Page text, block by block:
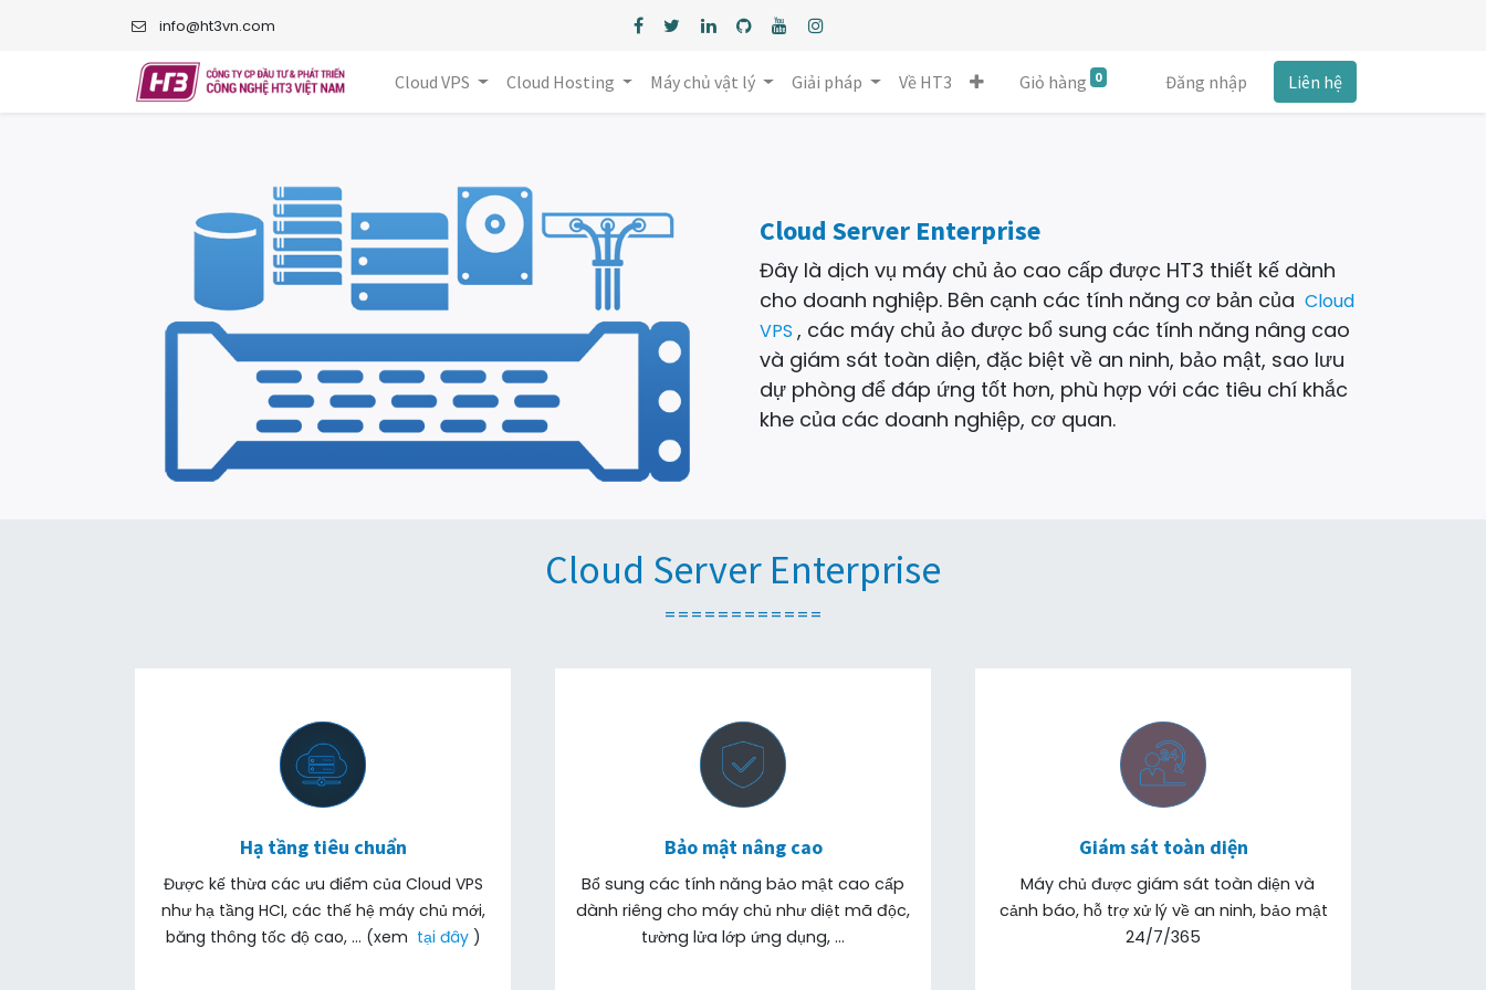
info@ht3vn.com
Cloud VPS Cloud Hosting Máy chủ vật lý Giải pháp Về HT3 Giỏ hàng 0 Đăng nhập Liên hệ
Cloud Server Enterprise
Đây là dịch vụ máy chủ ảo cao cấp được HT3 thiết kế dành
cho doanh nghiệp. Bên cạnh các tính năng cơ bản của Cloud
VPS , các máy chủ ảo được bổ sung các tính năng nâng cao
và giám sát toàn diện, đặc biệt về an ninh, bảo mật, sao lưu
dự phòng để đáp ứng tốt hơn, phù hợp với các tiêu chí khắc
khe của các doanh nghiệp, cơ quan.
Cloud Server Enterprise
============
Hạ tầng tiêu chuẩn
Được kế thừa các ưu điểm của Cloud VPS
như hạ tầng HCI, các thế hệ máy chủ mới,
băng thông tốc độ cao, … (xem tại đây )
Bảo mật nâng cao
Bổ sung các tính năng bảo mật cao cấp
dành riêng cho máy chủ như diệt mã độc,
tường lửa lớp ứng dụng, …
Giám sát toàn diện
Máy chủ được giám sát toàn diện và
cảnh báo, hỗ trợ xử lý về an ninh, bảo mật
24/7/365